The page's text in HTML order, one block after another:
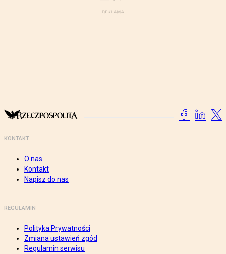
KONTAKT
O nas
Kontakt
Napisz do nas
REGULAMIN
Polityka Prywatności
Zmiana ustawień zgód
Regulamin serwisu